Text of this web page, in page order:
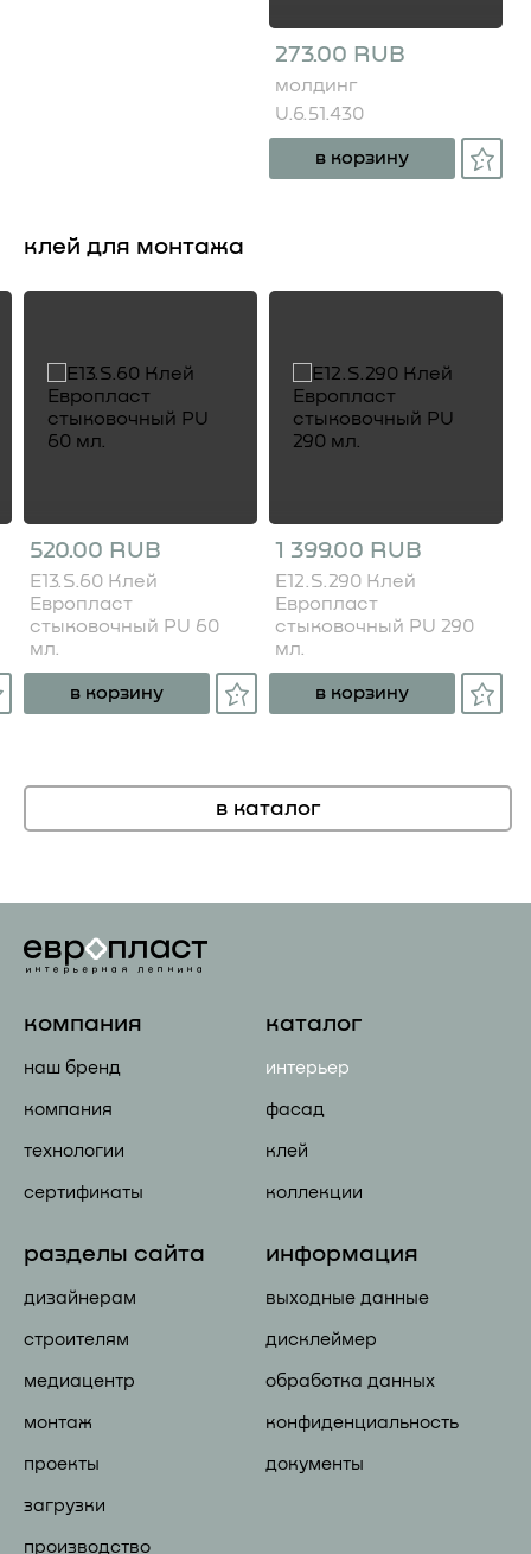
273.00 RUB
молдинг
U.6.51.430
в корзину
клей для монтажа
520.00 RUB
E13.S.60 Клей
Европласт
стыковочный PU 60
мл.
в корзину
1 399.00 RUB
E12.S.290 Клей
Европласт
стыковочный PU 290
мл.
в корзину
в каталог
компания
наш бренд
компания
технологии
сертификаты
каталог
интерьер
фасад
клей
коллекции
разделы сайта
дизайнерам
строителям
медиацентр
монтаж
проекты
загрузки
производство
информация
выходные данные
дисклеймер
обработка данных
конфиденциальность
документы